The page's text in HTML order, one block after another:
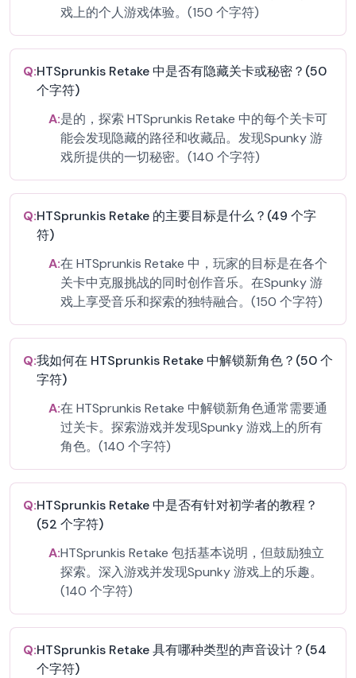
戏上的个人游戏体验。(150 个字符)
Q:HTSprunkis Retake 中是否有隐藏关卡或秘密？(50
个字符)
A:是的，探索 HTSprunkis Retake 中的每个关卡可
能会发现隐藏的路径和收藏品。发现Spunky 游
戏所提供的一切秘密。(140 个字符)
Q:HTSprunkis Retake 的主要目标是什么？(49 个字
符)
A:在 HTSprunkis Retake 中，玩家的目标是在各个
关卡中克服挑战的同时创作音乐。在Spunky 游
戏上享受音乐和探索的独特融合。(150 个字符)
Q:我如何在 HTSprunkis Retake 中解锁新角色？(50 个
字符)
A:在 HTSprunkis Retake 中解锁新角色通常需要通
过关卡。探索游戏并发现Spunky 游戏上的所有
角色。(140 个字符)
Q:HTSprunkis Retake 中是否有针对初学者的教程？
(52 个字符)
A:HTSprunkis Retake 包括基本说明，但鼓励独立
探索。深入游戏并发现Spunky 游戏上的乐趣。
(140 个字符)
Q:HTSprunkis Retake 具有哪种类型的声音设计？(54
个字符)